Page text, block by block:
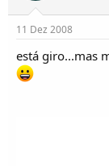
11 Dez 2008
está giro...mas